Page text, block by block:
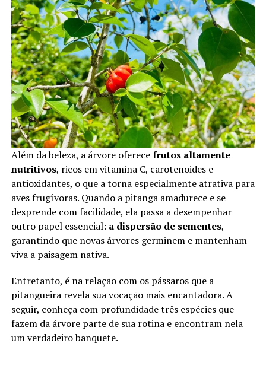
Além da beleza, a árvore oferecefrutos altamente
nutritivos, ricos em vitamina C, carotenoides e
antioxidantes, o que a torna especialmente atrativa para
aves frugívoras. Quando a pitanga amadurece e se
desprende com facilidade, ela passa a desempenhar
outro papel essencial: a dispersão de sementes,
garantindo que novas árvores germinem e mantenham
viva a paisagem nativa.
Entretanto, é na relação com os pássaros que a
pitangueira revela sua vocação mais encantadora. A
seguir, conheça com profundidade três espécies que
fazem da árvore parte de sua rotina e encontram nela
um verdadeiro banquete.